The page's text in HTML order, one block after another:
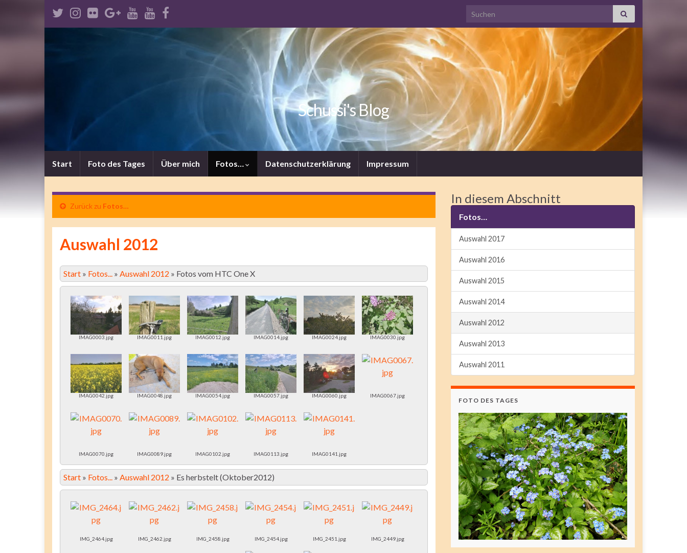
Search for:
Schussi's Blog
Start Foto des Tages Über mich Fotos… Datenschutzerklärung Impressum
Zurück zu Fotos…
Auswahl 2012
Start » Fotos... » Auswahl 2012 » Fotos vom HTC One X
IMAG0003.jpg IMAG0011.jpg IMAG0012.jpg IMAG0014.jpg IMAG0024.jpg IMAG0030.jpg
IMAG0042.jpg IMAG0048.jpg IMAG0054.jpg IMAG0057.jpg IMAG0060.jpg IMAG0067.jpg
IMAG0070.jpg IMAG0089.jpg IMAG0102.jpg IMAG0113.jpg IMAG0141.jpg
Start » Fotos... » Auswahl 2012 » Es herbstelt (Oktober2012)
IMG_2464.jpg IMG_2462.jpg IMG_2458.jpg IMG_2454.jpg IMG_2451.jpg IMG_2449.jpg
In diesem Abschnitt
Fotos…
Auswahl 2017
Auswahl 2016
Auswahl 2015
Auswahl 2014
Auswahl 2012
Auswahl 2013
Auswahl 2011
FOTO DES TAGES